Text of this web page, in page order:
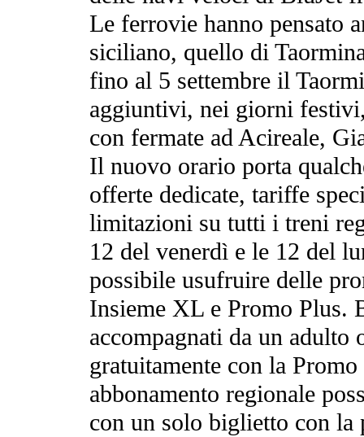
Le ferrovie hanno pensato
siciliano, quello di
fino al 5 settembre il
aggiuntivi, nei giorni
con fermate ad Acireale,
Il nuovo orario porta
offerte dedicate, tariffe
limitazioni su tutti i treni
12 del venerdì e le 12 del
possibile usufruire delle
Insieme XL e Promo Plus.
accompagnati da un adulto
gratuitamente con la
abbonamento regionale
con un solo biglietto con la